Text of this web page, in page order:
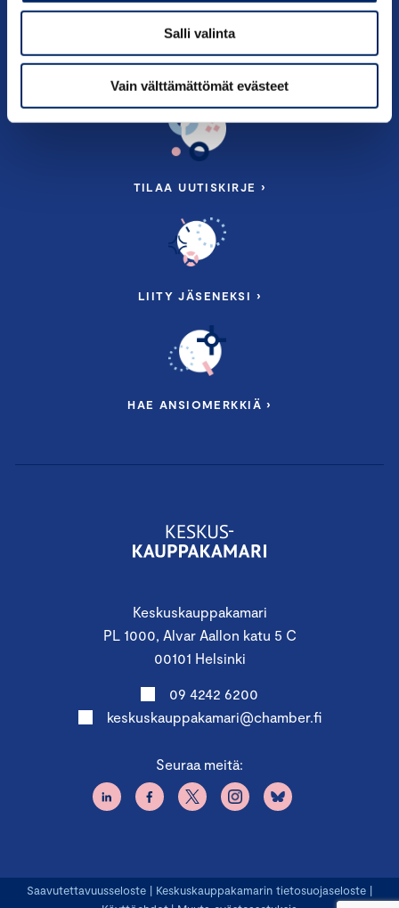
Salli valinta
Vain välttämättömät evästeet
Keskuskauppakamari
PL 1000, Alvar Aallon katu 5 C
00101 Helsinki
09 4242 6200
keskuskauppakamari@chamber.fi
Seuraa meitä:
Tietoa meistä
TILAA UUTISKIRJE ›
LIITY JÄSENEKSI ›
HAE ANSIOMERKKIÄ ›
Saavutettavuusseloste | Keskuskauppakamarin tietosuojaseloste |